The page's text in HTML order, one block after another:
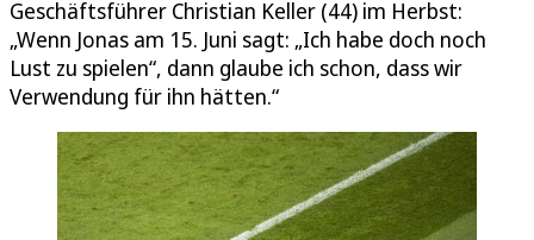
Geschäftsführer Christian Keller (44) im Herbst:
„Wenn Jonas am 15. Juni sagt: „Ich habe doch noch
Lust zu spielen“, dann glaube ich schon, dass wir
Verwendung für ihn hätten.“